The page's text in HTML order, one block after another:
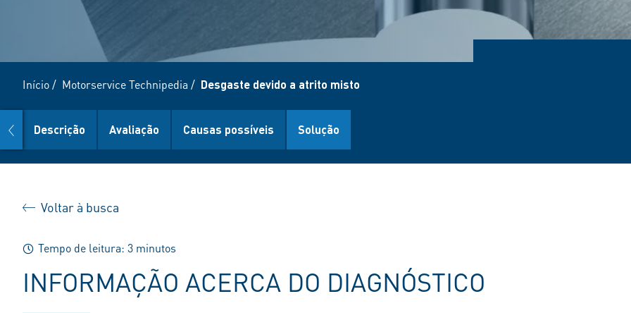
Início/ Motorservice Technipedia / Desgaste devido a atrito misto
prev Descrição Avaliação Causas possíveis Solução
Voltar à busca
Tempo de leitura: 3 minutos
INFORMAÇÃO ACERCA DO DIAGNÓSTICO